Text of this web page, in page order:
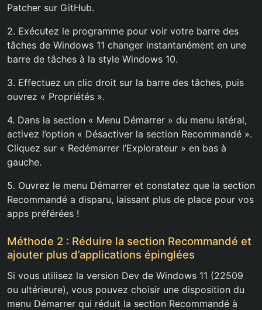
Patcher sur GitHub.
2. Exécutez le programme pour voir votre barre des
tâches de Windows 11 changer instantanément en une
barre de tâches à la style Windows 10.
3. Effectuez un clic droit sur la barre des tâches, puis
ouvrez « Propriétés ».
4. Dans la section « Menu Démarrer » du menu latéral,
activez l’option « Désactiver la section Recommandé ».
Cliquez sur « Redémarrer l’Explorateur » en bas à
gauche.
5. Ouvrez le menu Démarrer et constatez que la section
Recommandé a disparu, laissant plus de place pour vos
apps préférées !
Méthode 2 : Réduire la section Recommandé et
ajouter plus d’applications épinglées
Si vous utilisez la version Dev de Windows 11 (22509
ou ultérieure), vous pouvez choisir une disposition du
menu Démarrer qui réduit la section Recommandé à